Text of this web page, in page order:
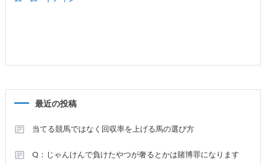
最近の投稿
当てる競馬ではなく回収率を上げる馬の選び方
Q：じゃんけんで負けたやつが奢るとかは賭博罪になります